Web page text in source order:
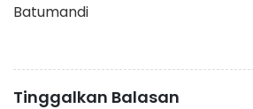
Batumandi
Tinggalkan Balasan